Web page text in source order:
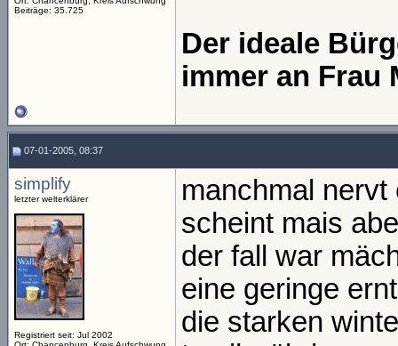
Beiträge: 35.725
Der ideale
immer an Frau
07-01-2005, 08:37
simplify
letzter welterklärer
Registriert seit: Jul 2002
manchmal
scheint mais
der fall war
eine geringe
die starken